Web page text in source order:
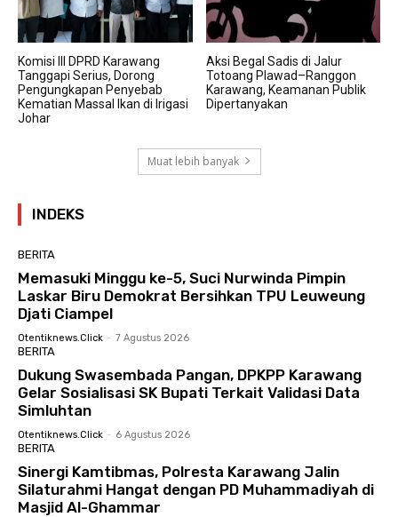
Komisi III DPRD Karawang
Tanggapi Serius, Dorong
Pengungkapan Penyebab
Kematian Massal Ikan di Irigasi
Johar
Aksi Begal Sadis di Jalur
Totoang Plawad–Ranggon
Karawang, Keamanan Publik
Dipertanyakan
Muat lebih banyak
INDEKS
BERITA
Memasuki Minggu ke-5, Suci Nurwinda Pimpin
Laskar Biru Demokrat Bersihkan TPU Leuweung
Djati Ciampel
Otentiknews.click - 7 Agustus 2026
BERITA
Dukung Swasembada Pangan, DPKPP Karawang
Gelar Sosialisasi SK Bupati Terkait Validasi Data
Simluhtan
Otentiknews.click - 6 Agustus 2026
BERITA
Sinergi Kamtibmas, Polresta Karawang Jalin
Silaturahmi Hangat dengan PD Muhammadiyah di
Masjid Al-Ghammar